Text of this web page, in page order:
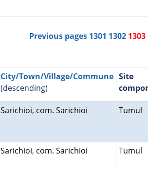
Previous pages 1301 1302 1303
City/Town/Village/Commune
(descending)
Site
Sarichioi, com. Sarichioi Tumul
Sarichioi, com. Sarichioi Tumul